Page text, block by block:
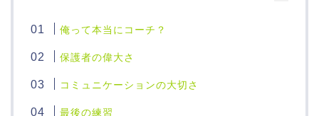
俺って本当にコーチ？
保護者の偉大さ
コミュニケーションの大切さ
最後の練習